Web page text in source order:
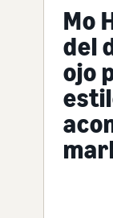
Mo
del
ojo